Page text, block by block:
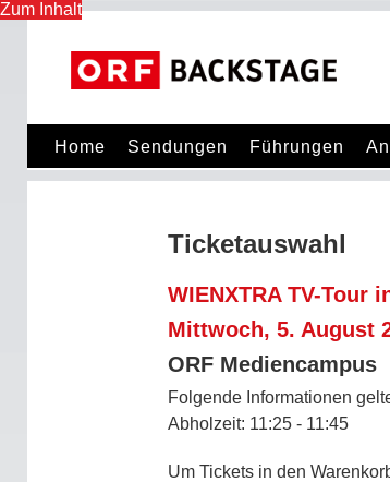
Zum Inhalt
ORF Backstage Startseite
Home Sendungen Führungen
Ticketauswahl
WIENXTRA TV-Tour
Mittwoch, 5. August
ORF Mediencampus
Folgende Informationen
Abholzeit: 11:25 - 11:45
Um Tickets in den